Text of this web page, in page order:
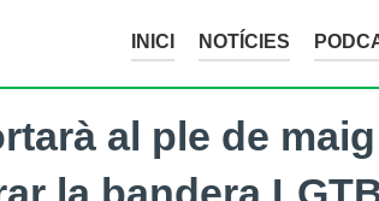
INICI NOTÍCIES
al ple de